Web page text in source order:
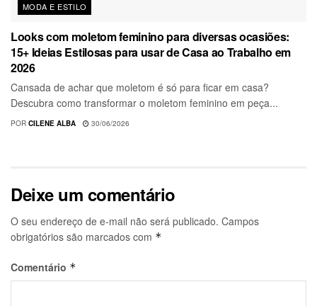
MODA E ESTILO
Looks com moletom feminino para diversas ocasiões:
15+ Ideias Estilosas para usar de Casa ao Trabalho em
2026
Cansada de achar que moletom é só para ficar em casa?
Descubra como transformar o moletom feminino em peça...
POR CILENE ALBA 30/06/2026
Deixe um comentário
O seu endereço de e-mail não será publicado. Campos
obrigatórios são marcados com *
Comentário *